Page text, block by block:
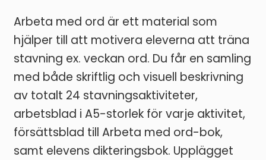
Arbeta med ord är ett material som
hjälper till att motivera eleverna att träna
stavning ex. veckan ord. Du får en samling
med både skriftlig och visuell beskrivning
av totalt 24 stavningsaktiviteter,
arbetsblad i A5-storlek för varje aktivitet,
försättsblad till Arbeta med ord-bok,
samt elevens dikteringsbok. Upplägget